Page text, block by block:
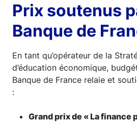
Prix soutenus
Banque de
En tant qu’opérateur de la
d’éducation économique,
Banque de France relaie et
:
Grand prix de « La finance